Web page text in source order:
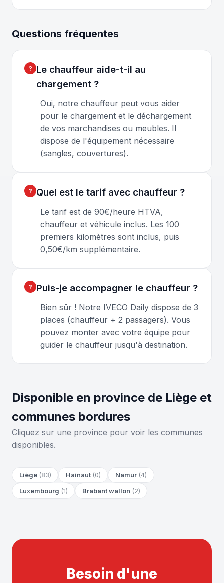
Questions fréquentes
Le chauffeur aide-t-il au
chargement ?
Oui, notre chauffeur peut vous aider
pour le chargement et le déchargement
de vos marchandises ou meubles. Il
dispose de l'équipement nécessaire
(sangles, couvertures).
Quel est le tarif avec chauffeur ?
Le tarif est de 90€/heure HTVA,
chauffeur et véhicule inclus. Les 100
premiers kilomètres sont inclus, puis
0,50€/km supplémentaire.
Puis-je accompagner le chauffeur ?
Bien sûr ! Notre IVECO Daily dispose de 3
places (chauffeur + 2 passagers). Vous
pouvez monter avec votre équipe pour
guider le chauffeur jusqu'à destination.
Disponible en province de Liège et
communes bordures
Cliquez sur une province pour voir les communes
disponibles.
Liège (83) Hainaut (0) Namur (4)
Luxembourg (1) Brabant wallon (2)
Besoin d'une